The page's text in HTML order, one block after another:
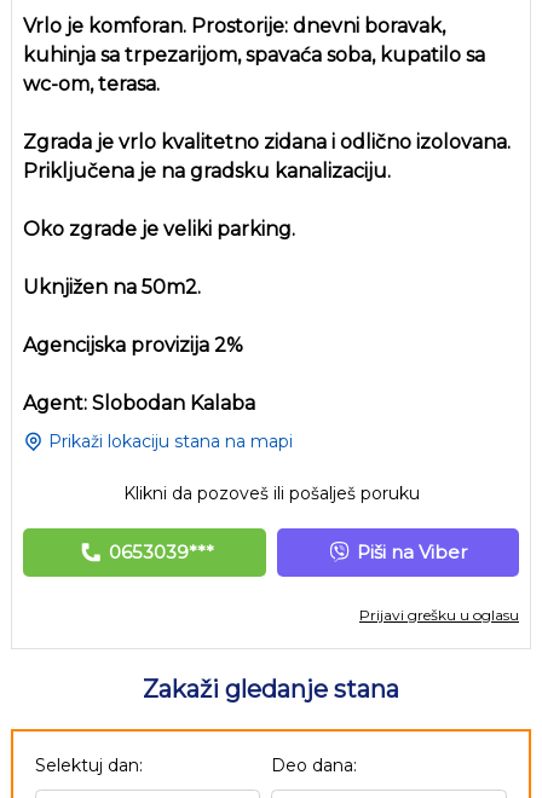
Vrlo je komforan. Prostorije: dnevni boravak,
kuhinja sa trpezarijom, spavaća soba, kupatilo sa
wc-om, terasa.
Zgrada je vrlo kvalitetno zidana i odlično izolovana.
Priključena je na gradsku kanalizaciju.
Oko zgrade je veliki parking.
Uknjižen na 50m2.
Agencijska provizija 2%
Agent: Slobodan Kalaba
Prikaži lokaciju stana na mapi
Klikni da pozoveš ili pošalješ poruku
0653039*** Piši na Viber
Prijavi grešku u oglasu
Zakaži gledanje stana
Selektuj dan: Deo dana: